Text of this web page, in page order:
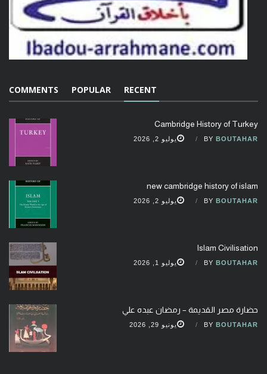
RECENT
POPULAR
COMMENTS
Cambridge History of Turkey
BY BOUTAHAR يوليو 2, 2026
new cambridge history of islam
BY BOUTAHAR يوليو 2, 2026
Islam Civilisation
BY BOUTAHAR يوليو 1, 2026
حضارة مصر القديمة – رمضان عبده علي
BY BOUTAHAR يونيو 29, 2026